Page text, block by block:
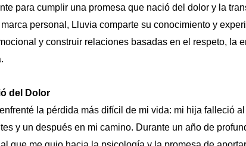
para cumplir una promesa que nació del dolor y la
personal, Lluvia comparte su conocimiento y
y construir relaciones basadas en el respeto, la
del Dolor
la pérdida más difícil de mi vida: mi hija falleció
y un después en mi camino. Durante un año de